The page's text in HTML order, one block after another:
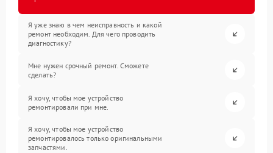
Я уже знаю в чем неисправность и какой
ремонт необходим. Для чего проводить
диагностику?
Мне нужен срочный ремонт. Сможете
сделать?
Я хочу, чтобы мое устройство
ремонтировали при мне.
Я хочу, чтобы мое устройство
ремонтировалось только оригинальными
запчастями.